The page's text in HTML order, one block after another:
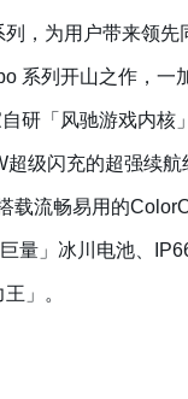
，为用户带来领
系列开山之作，
研「风驰游戏内
级闪充的超强续
载流畅易用的
量」冰川电池、
」。